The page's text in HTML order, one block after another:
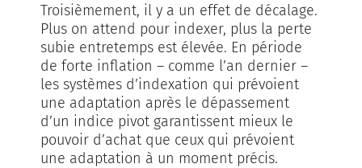
Troisièmement, il y a un effet de décalage.
Plus on attend pour indexer, plus la perte
subie entretemps est élevée. En période
de forte inflation – comme l’an dernier –
les systèmes d’indexation qui prévoient
une adaptation après le dépassement
d’un indice pivot garantissent mieux le
pouvoir d’achat que ceux qui prévoient
une adaptation à un moment précis.